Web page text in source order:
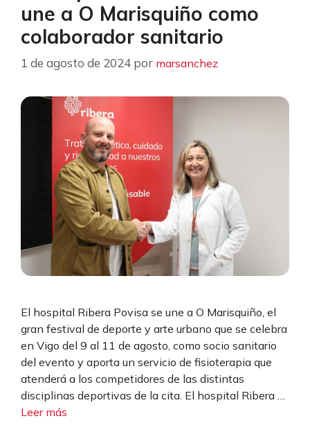
une a O Marisquiño como
colaborador sanitario
1 de agosto de 2024 por marsanchez
El hospital Ribera Povisa se une a O Marisquiño, el
gran festival de deporte y arte urbano que se celebra
en Vigo del 9 al 11 de agosto, como socio sanitario
del evento y aporta un servicio de fisioterapia que
atenderá a los competidores de las distintas
disciplinas deportivas de la cita. El hospital Ribera …
Leer más